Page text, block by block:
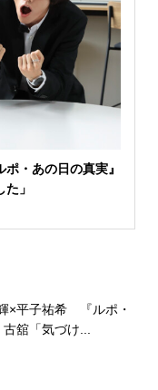
・あの日の真実』
」
×平子祐希 『ルポ・
舘「気づけ...